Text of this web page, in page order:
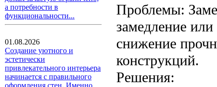
а потребности в
функциональности...
01.08.2026
Создание уютного и
эстетически
привлекательного интерьера
начинается с правильного
оформления стен. Именно
Проблемы:
замедление
снижение
конструкций.
Решения: